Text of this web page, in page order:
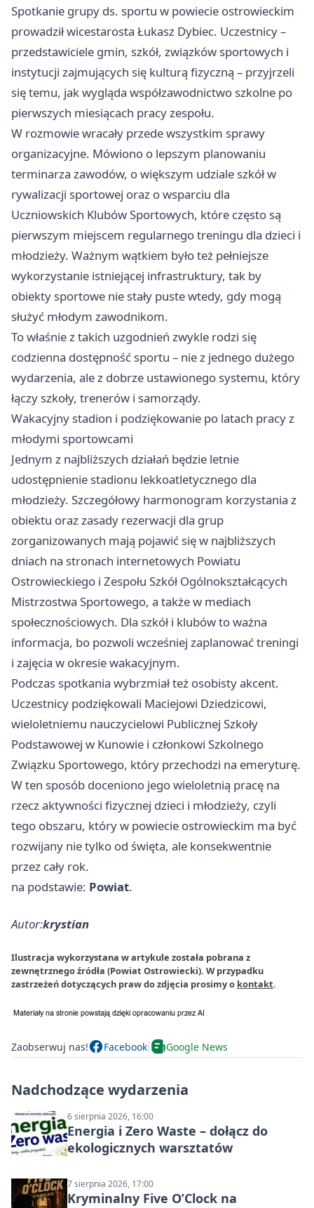
Spotkanie grupy ds. sportu w powiecie ostrowieckim
prowadził wicestarosta Łukasz Dybiec. Uczestnicy –
przedstawiciele gmin, szkół, związków sportowych i
instytucji zajmujących się kulturą fizyczną – przyjrzeli
się temu, jak wygląda współzawodnictwo szkolne po
pierwszych miesiącach pracy zespołu.
W rozmowie wracały przede wszystkim sprawy
organizacyjne. Mówiono o lepszym planowaniu
terminarza zawodów, o większym udziale szkół w
rywalizacji sportowej oraz o wsparciu dla
Uczniowskich Klubów Sportowych, które często są
pierwszym miejscem regularnego treningu dla dzieci i
młodzieży. Ważnym wątkiem było też pełniejsze
wykorzystanie istniejącej infrastruktury, tak by
obiekty sportowe nie stały puste wtedy, gdy mogą
służyć młodym zawodnikom.
To właśnie z takich uzgodnień zwykle rodzi się
codzienna dostępność sportu – nie z jednego dużego
wydarzenia, ale z dobrze ustawionego systemu, który
łączy szkoły, trenerów i samorządy.
Wakacyjny stadion i podziękowanie po latach pracy z
młodymi sportowcami
Jednym z najbliższych działań będzie letnie
udostępnienie stadionu lekkoatletycznego dla
młodzieży. Szczegółowy harmonogram korzystania z
obiektu oraz zasady rezerwacji dla grup
zorganizowanych mają pojawić się w najbliższych
dniach na stronach internetowych Powiatu
Ostrowieckiego i Zespołu Szkół Ogólnokształcących
Mistrzostwa Sportowego, a także w mediach
społecznościowych. Dla szkół i klubów to ważna
informacja, bo pozwoli wcześniej zaplanować treningi
i zajęcia w okresie wakacyjnym.
Podczas spotkania wybrzmiał też osobisty akcent.
Uczestnicy podziękowali Maciejowi Dziedzicowi,
wieloletniemu nauczycielowi Publicznej Szkoły
Podstawowej w Kunowie i członkowi Szkolnego
Związku Sportowego, który przechodzi na emeryturę.
W ten sposób doceniono jego wieloletnią pracę na
rzecz aktywności fizycznej dzieci i młodzieży, czyli
tego obszaru, który w powiecie ostrowieckim ma być
rozwijany nie tylko od święta, ale konsekwentnie
przez cały rok.
na podstawie: Powiat.
Autor:krystian
Ilustracja wykorzystana w artykule została pobrana z
zewnętrznego źródła (Powiat Ostrowiecki). W przypadku
zastrzeżeń dotyczących praw do zdjęcia prosimy o kontakt.
Zaobserwuj nas! Facebook Google News
Nadchodzące wydarzenia
6 sierpnia 2026, 16:00
Energia i Zero Waste – dołącz do
ekologicznych warsztatów
7 sierpnia 2026, 17:00
Kryminalny Five O’Clock na